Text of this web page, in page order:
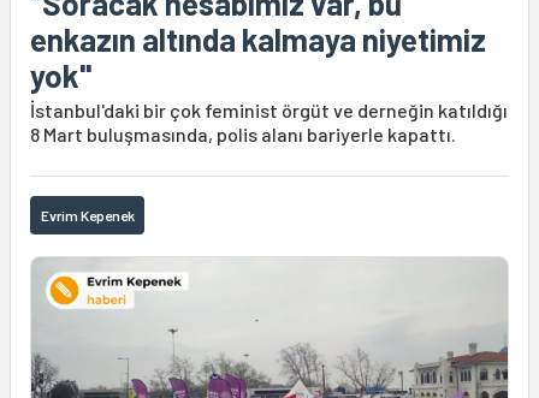
enkazın altında kalmaya niyetimiz
yok"
İstanbul'daki bir çok feminist örgüt ve derneğin katıldığı
8 Mart buluşmasında, polis alanı bariyerle kapattı.
Evrim Kepenek